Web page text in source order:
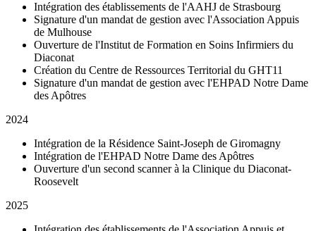
Intégration des établissements de l'AAHJ de Strasbourg
Signature d'un mandat de gestion avec l'Association Appuis
de Mulhouse
Ouverture de l'Institut de Formation en Soins Infirmiers du
Diaconat
Création du Centre de Ressources Territorial du GHT11
Signature d'un mandat de gestion avec l'EHPAD Notre Dame
des Apôtres
2024
Intégration de la Résidence Saint-Joseph de Giromagny
Intégration de l'EHPAD Notre Dame des Apôtres
Ouverture d'un second scanner à la Clinique du Diaconat-
Roosevelt
2025